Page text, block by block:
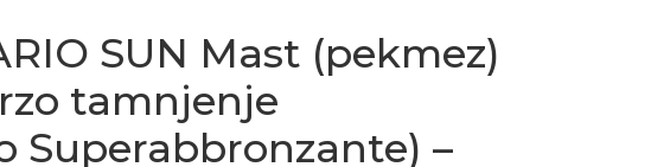
SUN Mast (pekmez)
tamnjenje
Superabbronzante) –